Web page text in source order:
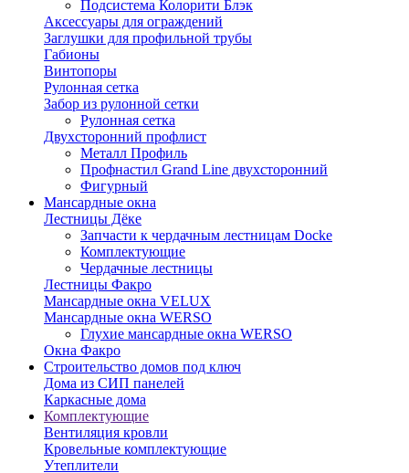
Подсистема Колорити Блэк
Аксессуары для ограждений
Заглушки для профильной трубы
Габионы
Винтопоры
Рулонная сетка
Забор из рулонной сетки
Рулонная сетка
Двухсторонний профлист
Металл Профиль
Профнастил Grand Line двухсторонний
Фигурный
Мансардные окна
Лестницы Дёке
Запчасти к чердачным лестницам Docke
Комплектующие
Чердачные лестницы
Лестницы Факро
Мансардные окна VELUX
Мансардные окна WERSO
Глухие мансардные окна WERSO
Окна Факро
Строительство домов под ключ
Дома из СИП панелей
Каркасные дома
Комплектующие
Вентиляция кровли
Кровельные комплектующие
Утеплители